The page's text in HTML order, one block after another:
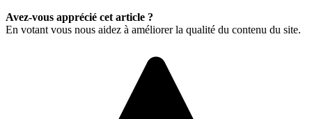
Avez-vous apprécié cet article ?
En votant vous nous aidez à améliorer la qualité du contenu du site.